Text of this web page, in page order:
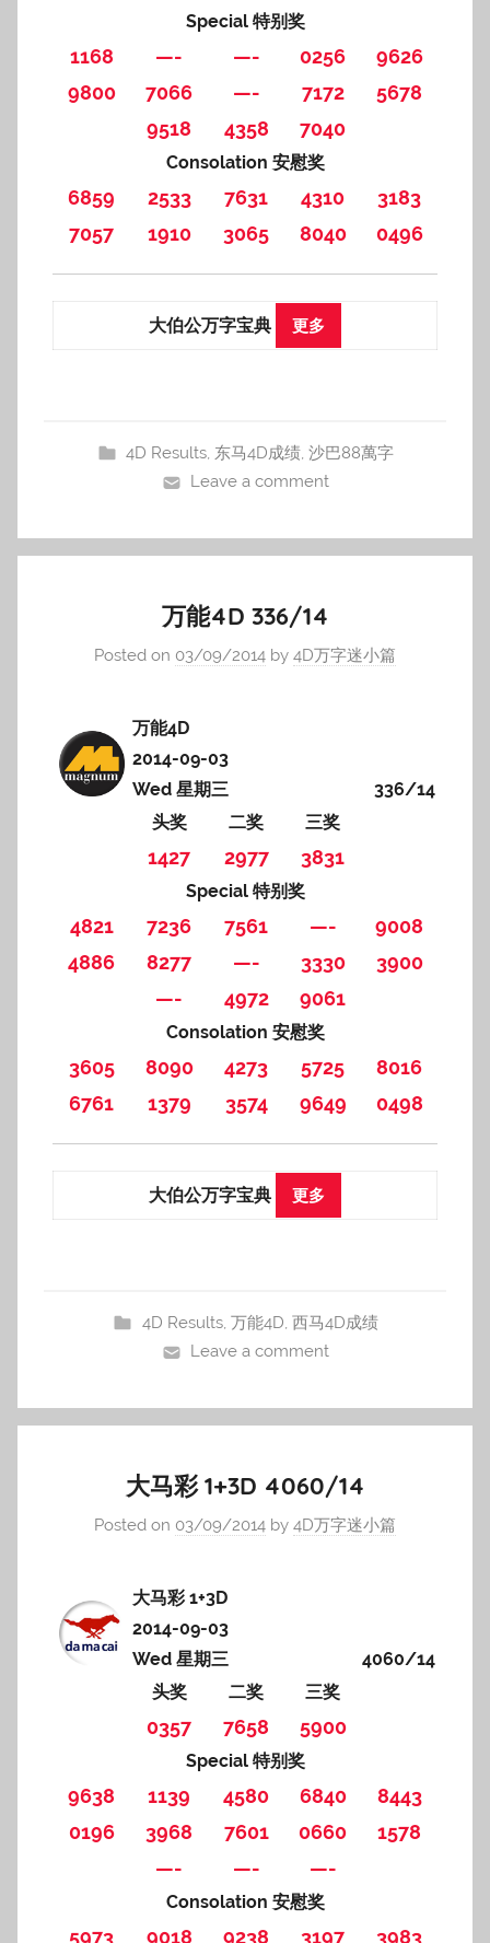
Special 特别奖
1168 —- —- 0256
9626
9800
7066 —- 7172
5678
9518
4358 7040
Consolation 安慰奖
6859 2533 7631 4310
3183
7057
1910 3065 8040 0496
大伯公万字宝典 更多
4D Results, 东马4D成绩,沙巴88萬字
Leave a comment
万能4D 336/14
Posted on 03/09/2014 by 4D万字迷小篇
万能4D
2014-09-03
Wed 星期三
336/14
头奖
二奖 三奖
1427 2977 3831
Special 特别奖
4821 7236 7561 —-
9008
4886
8277 —- 3330
3900
—-
4972 9061
Consolation 安慰奖
3605 8090 4273 5725
8016
6761
1379 3574 9649 0498
大伯公万字宝典 更多
4D Results, 万能4D, 西马4D成绩
Leave a comment
大马彩 1+3D 4060/14
Posted on 03/09/2014 by 4D万字迷小篇
大马彩 1+3D
2014-09-03
Wed 星期三
4060/14
头奖
二奖 三奖
0357 7658 5900
Special 特别奖
9638 1139 4580 6840
8443
0196
3968 7601 0660
1578
—-
—- —-
Consolation 安慰奖
5973 9018 9238 3197 3983